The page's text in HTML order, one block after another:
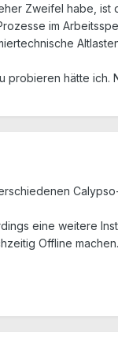
Zweifel habe, ist
im
probieren hätte
eine weitere
Offline machen.